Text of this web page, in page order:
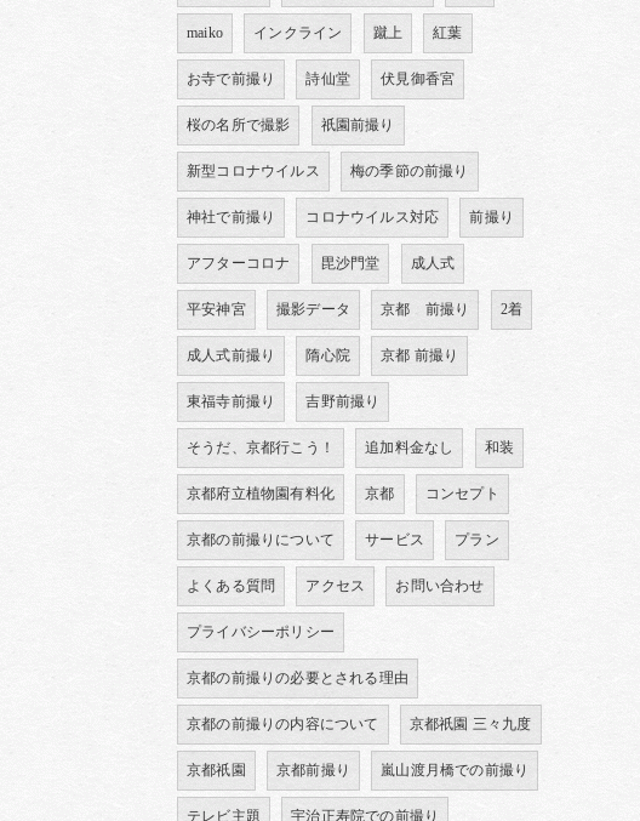
maiko インクライン 蹴上 紅葉
お寺で前撮り 詩仙堂 伏見御香宮
桜の名所で撮影 祇園前撮り
新型コロナウイルス 梅の季節の前撮り
神社で前撮り コロナウイルス対応 前撮り
アフターコロナ 毘沙門堂 成人式
平安神宮 撮影データ 京都 前撮り 2着
成人式前撮り 隋心院 京都 前撮り
東福寺前撮り 吉野前撮り
そうだ、京都行こう！ 追加料金なし 和装
京都府立植物園有料化 京都 コンセプト
京都の前撮りについて サービス プラン
よくある質問 アクセス お問い合わせ
プライバシーポリシー
京都の前撮りの必要とされる理由
京都の前撮りの内容について 京都祇園 三々九度
京都祇園 京都前撮り 嵐山渡月橋での前撮り
テレビ主題 宇治正寿院での前撮り